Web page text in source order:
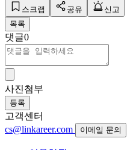
스크랩 공유
신고
목록
댓글0
사진첨부
등록
고객센터
cs@linkareer.com
이메일 문의